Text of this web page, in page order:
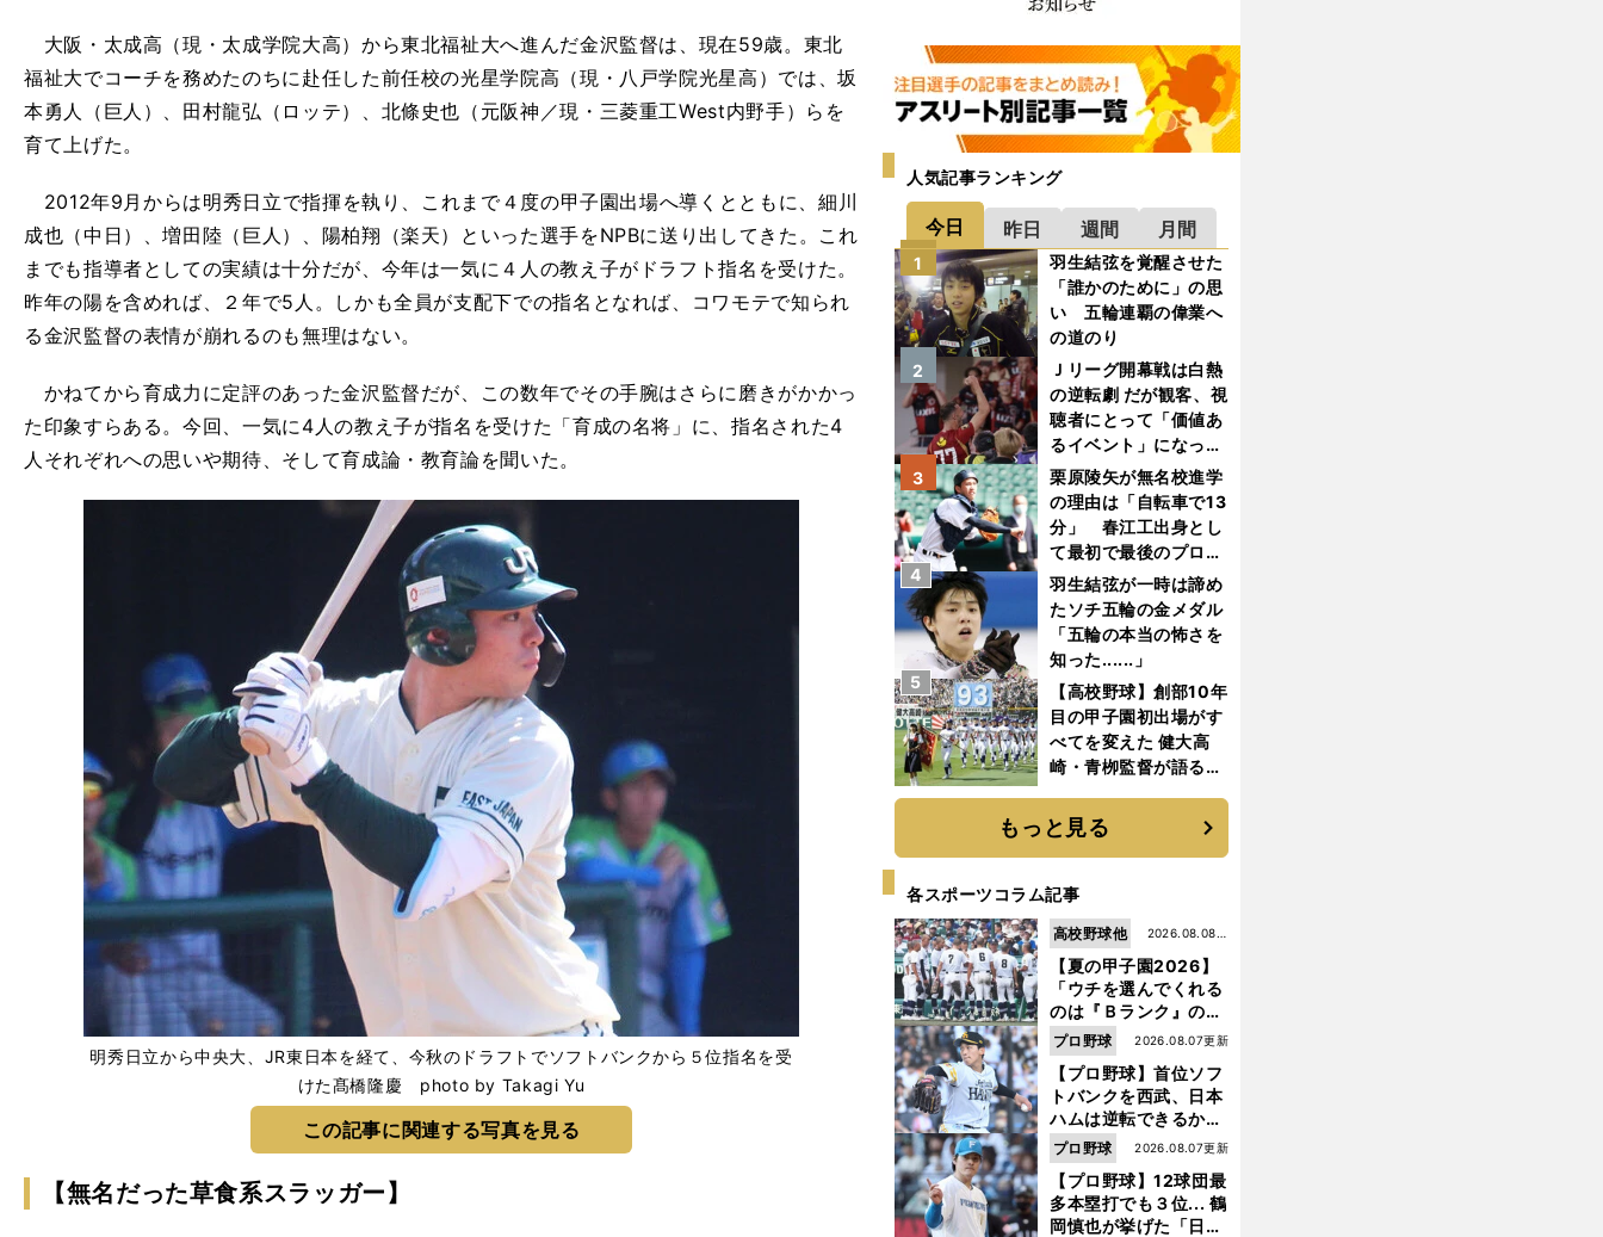
大阪・太成高（現・太成学院大高）から東北福祉大へ進んだ金沢監督は、現在59歳。東北
福祉大でコーチを務めたのちに赴任した前任校の光星学院高（現・八戸学院光星高）では、坂
本勇人（巨人）、田村龍弘（ロッテ）、北條史也（元阪神／現・三菱重工West内野手）らを
育て上げた。
2012年9月からは明秀日立で指揮を執り、これまで４度の甲子園出場へ導くとともに、細川
成也（中日）、増田陸（巨人）、陽柏翔（楽天）といった選手をNPBに送り出してきた。これ
までも指導者としての実績は十分だが、今年は一気に４人の教え子がドラフト指名を受けた。
昨年の陽を含めれば、２年で5人。しかも全員が支配下での指名となれば、コワモテで知られ
る金沢監督の表情が崩れるのも無理はない。
かねてから育成力に定評のあった金沢監督だが、この数年でその手腕はさらに磨きがかかっ
た印象すらある。今回、一気に4人の教え子が指名を受けた「育成の名将」に、指名された4
人それぞれへの思いや期待、そして育成論・教育論を聞いた。
明秀日立から中央大、JR東日本を経て、今秋のドラフトでソフトバンクから５位指名を受
けた髙橋隆慶 photo by Takagi Yu
この記事に関連する写真を見る
【無名だった草食系スラッガー】
人気記事ランキング
今日 昨日 週間 月間
羽生結弦を覚醒させた
「誰かのために」の思
い 五輪連覇の偉業へ
の道のり
1
Ｊリーグ開幕戦は白熱
の逆転劇 だが観客、視
聴者にとって「価値あ
るイベント」になって
いたか
2
栗原陵矢が無名校進学
の理由は「自転車で13
分」 春江工出身とし
て最初で最後のプロ野
球選手となった
3
羽生結弦が一時は諦め
たソチ五輪の金メダル
「五輪の本当の怖さを
知った......」
4
【高校野球】創部10年
目の甲子園初出場がす
べてを変えた 健大高
崎・青栁監督が語る
て生まれた
5
もっと見る
各スポーツコラム記事
【夏の甲子園2026】
「ウチを選んでくれる
のは『Ｂランク』の選
手たち」 八幡商が15
年ぶり甲子園をつかん
だ"名門復活"の舞台裏
2026.08.08更
高校野球他
【プロ野球】首位ソフ
トバンクを西武、日本
ハムは逆転できるか？
鶴岡慎也が挙げる終
盤戦のキーマン３人
2026.08.07更新
プロ野球
【プロ野球】12球団最
多本塁打でも３位... 鶴
岡慎也が挙げた「日本
2026.08.07更新
プロ野球